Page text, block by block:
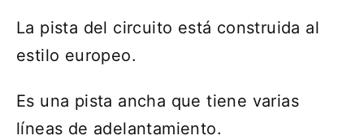
La pista del circuito está construida al
estilo europeo.
Es una pista ancha que tiene varias
líneas de adelantamiento.